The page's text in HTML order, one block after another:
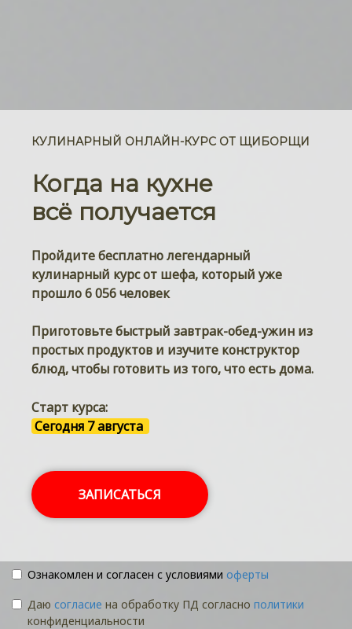
КУЛИНАРНЫЙ ОНЛАЙН-КУРС ОТ ЩИБОРЩИ
Когда на кухне
всё получается
Пройдитебесплатнолегендарный
кулинарный курсот шефа, который уже
прошло 6 056 человек
Приготовьте быстрый завтрак-обед-ужин из
простых продуктов и изучите конструктор
блюд, чтобы готовить из того, что есть дома.
Старт курса:
Сегодня 7 августа
ЗАПИСАТЬСЯ
Ознакомлен и согласен с условиями оферты
Даю согласие на обработку ПД согласно политики
конфиденциальности